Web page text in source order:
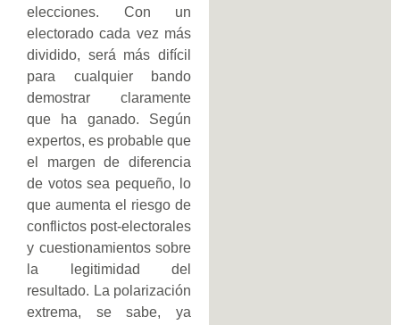
elecciones. Con un
electorado cada vez más
dividido, será más difícil
para cualquier bando
demostrar claramente
que ha ganado. Según
expertos, es probable que
el margen de diferencia
de votos sea pequeño, lo
que aumenta el riesgo de
conflictos post-electorales
y cuestionamientos sobre
la legitimidad del
resultado. La polarización
extrema, se sabe, ya